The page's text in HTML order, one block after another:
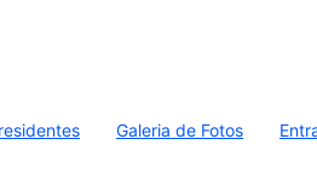
Galeria de Fotos